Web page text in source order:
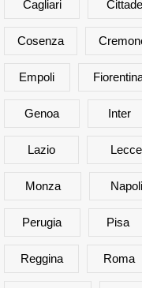
Cagliari
Cosenza
Empoli
Genoa Inter
Lazio Lecce
Monza Napoli
Perugia Pisa
Reggina Roma